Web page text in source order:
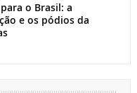
o Brasil: a
e os pódios da